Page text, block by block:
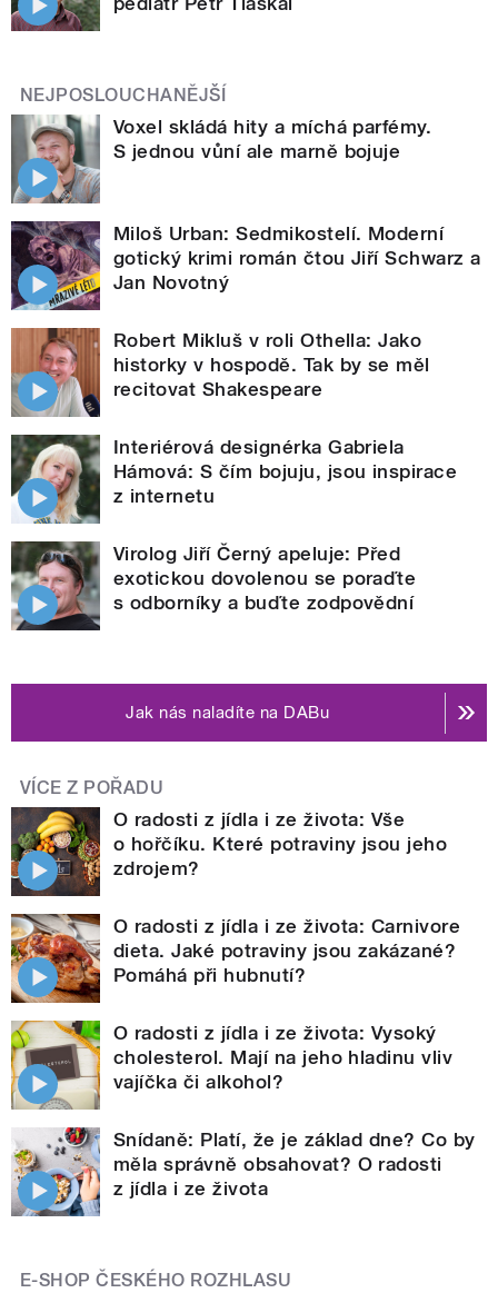
NEJPOSLOUCHANĚJŠÍ
Voxel skládá hity a míchá parfémy.
S jednou vůní ale marně bojuje
Miloš Urban: Sedmikostelí. Moderní
gotický krimi román čtou Jiří Schwarz a
Jan Novotný
Robert Mikluš v roli Othella: Jako
historky v hospodě. Tak by se měl
recitovat Shakespeare
Interiérová designérka Gabriela
Hámová: S čím bojuju, jsou inspirace
z internetu
Virolog Jiří Černý apeluje: Před
exotickou dovolenou se poraďte
s odborníky a buďte zodpovědní
Jak nás naladíte na DABu
VÍCE Z POŘADU
O radosti z jídla i ze života: Vše
o hořčíku. Které potraviny jsou jeho
zdrojem?
O radosti z jídla i ze života: Carnivore
dieta. Jaké potraviny jsou zakázané?
Pomáhá při hubnutí?
O radosti z jídla i ze života: Vysoký
cholesterol. Mají na jeho hladinu vliv
vajíčka či alkohol?
Snídaně: Platí, že je základ dne? Co by
měla správně obsahovat? O radosti
z jídla i ze života
E-SHOP ČESKÉHO ROZHLASU